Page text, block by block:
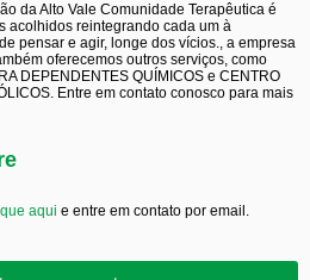
da Alto Vale Comunidade Terapêutica é
acolhidos reintegrando cada um à
pensar e agir, longe dos vícios., a empresa
oferecemos outros serviços, como
DEPENDENTES QUÍMICOS e CENTRO
Entre em contato conosco para mais
aqui e entre em contato por email.